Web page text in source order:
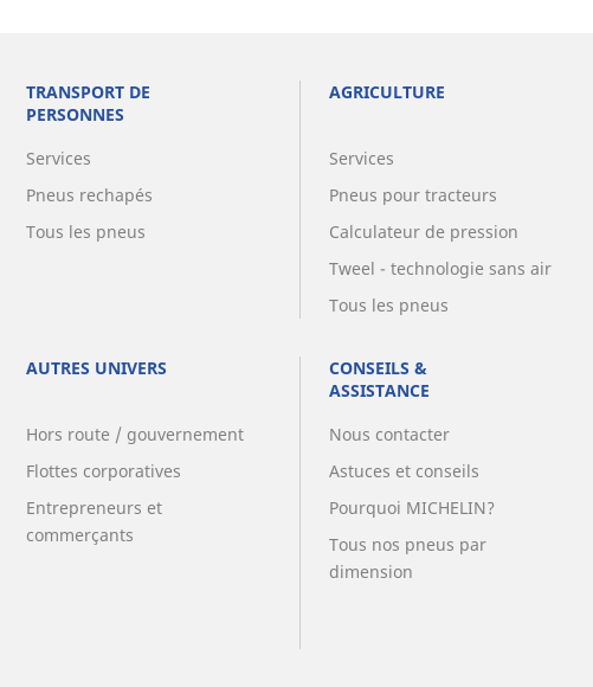
TRANSPORT DE
PERSONNES
Services
Pneus rechapés
Tous les pneus
AGRICULTURE
Services
Pneus pour tracteurs
Calculateur de pression
Tweel - technologie sans air
Tous les pneus
AUTRES UNIVERS
Hors route / gouvernement
Flottes corporatives
Entrepreneurs et
commerçants
CONSEILS &
ASSISTANCE
Nous contacter
Astuces et conseils
Pourquoi MICHELIN?
Tous nos pneus par
dimension